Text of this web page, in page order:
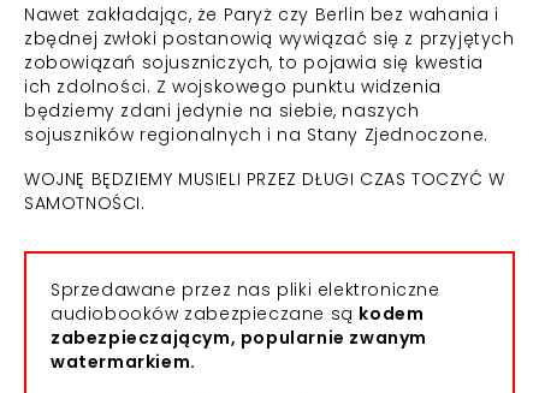
Nawet zakładając, że Paryż czy Berlin bez wahania i
zbędnej zwłoki postanowią wywiązać się z przyjętych
zobowiązań sojuszniczych, to pojawia się kwestia
ich zdolności. Z wojskowego punktu widzenia
będziemy zdani jedynie na siebie, naszych
sojuszników regionalnych i na Stany Zjednoczone.
WOJNĘ BĘDZIEMY MUSIELI PRZEZ DŁUGI CZAS TOCZYĆ W
SAMOTNOŚCI.
Sprzedawane przez nas pliki elektroniczne
audiobooków zabezpieczane są kodem
zabezpieczającym, popularnie zwanym
watermarkiem.